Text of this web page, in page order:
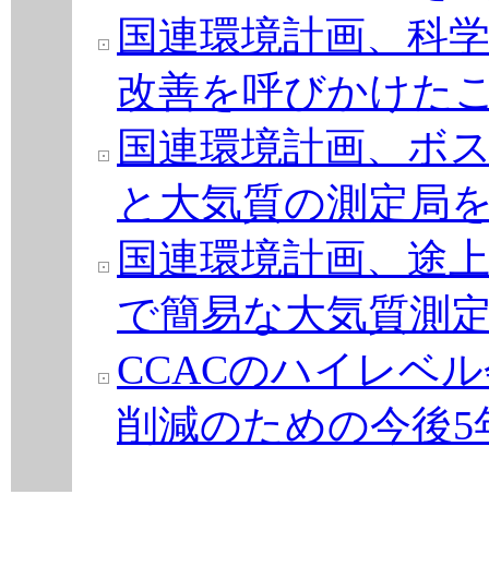
国連環境計画、科
改善を呼びかけた
国連環境計画、ボ
と大気質の測定局
国連環境計画、途
で簡易な大気質測
CCACのハイレベ
削減のための今後